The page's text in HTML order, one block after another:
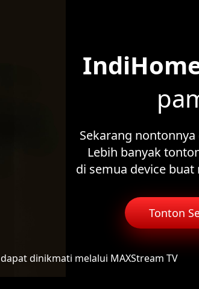
Sekarang nontonnya
Lebih banyak
di semua device
Tonton
dapat dinikmati melalui MAXStream TV